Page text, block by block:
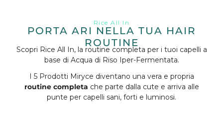
PORTA ARI NELLA TUA HAIR
ROUTINE
Rice All In
Scopri Rice All In, la routine completa per i tuoi capelli a
base di Acqua di Riso Iper-Fermentata.
I 5 Prodotti Miryce diventano una vera e propria
routine completa che parte dalla cute e arriva alle
punte per capelli sani, forti e luminosi.